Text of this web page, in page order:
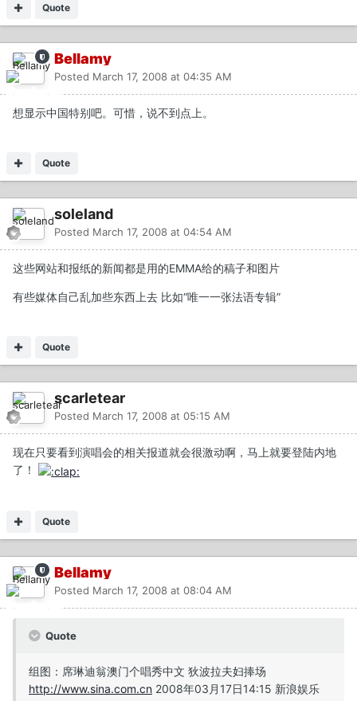
Quote
Bellamy
Posted March 17, 2008 at 04:35 AM
想显示中国特别吧。可惜，说不到点上。
Quote
soleland
Posted March 17, 2008 at 04:54 AM
这些网站和报纸的新闻都是用的EMMA给的稿子和图片
有些媒体自己乱加些东西上去 比如“唯一一张法语专辑”
Quote
scarletear
Posted March 17, 2008 at 05:15 AM
现在只要看到演唱会的相关报道就会很激动啊，马上就要登陆内地
了！
Quote
Bellamy
Posted March 17, 2008 at 08:04 AM
Quote
组图：席琳迪翁澳门个唱秀中文 狄波拉夫妇捧场
http://www.sina.com.cn 2008年03月17日14:15 新浪娱乐